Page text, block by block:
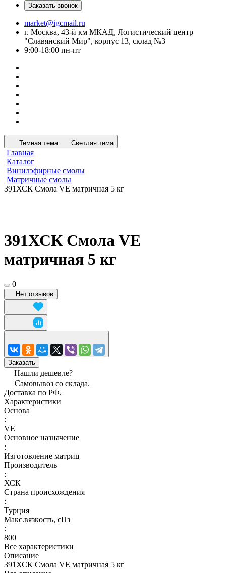
Заказать звонок
market@igcmail.ru
г. Москва, 43-й км МКАД, Логистический центр
"Славянский Мир", корпус 13, склад №3
9:00-18:00 пн-пт
Темная тема Светлая тема
Главная
Каталог
Винилэфирные смолы
Матричные смолы
391ХСК Смола VE матричная 5 кг
391ХСК Смола VE
матричная 5 кг
0
Нет отзывов
Заказать
Нашли дешевле?
Самовывоз со склада.
Доставка по РФ.
Характеристики
Основа
:
VE
Основное назначение
:
Изготовление матриц
Производитель
:
ХСК
Страна происхождения
:
Турция
Макс.вязкoсть, сПз
:
800
Все характеристики
Описание
391ХСК Смола VE матричная 5 кг